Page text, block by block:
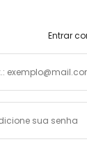
Entrar